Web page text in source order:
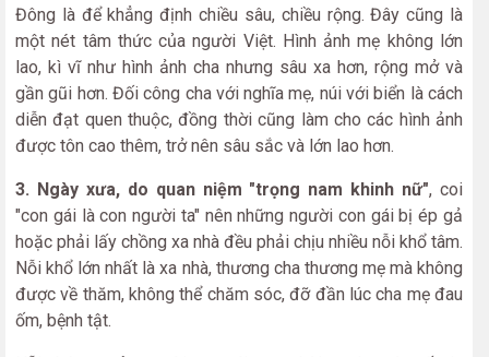
Đông là để khẳng định chiều sâu, chiều rộng. Đây cũng là
một nét tâm thức của người Việt. Hình ảnh mẹ không lớn
lao, kì vĩ như hình ảnh cha nhưng sâu xa hơn, rộng mở và
gần gũi hơn. Đối công cha với nghĩa mẹ, núi với biển là cách
diễn đạt quen thuộc, đồng thời cũng làm cho các hình ảnh
được tôn cao thêm, trở nên sâu sắc và lớn lao hơn.
3. Ngày xưa, do quan niệm "trọng nam khinh nữ", coi
"con gái là con người ta" nên những người con gái bị ép gả
hoặc phải lấy chồng xa nhà đều phải chịu nhiều nỗi khổ tâm.
Nỗi khổ lớn nhất là xa nhà, thương cha thương mẹ mà không
được về thăm, không thể chăm sóc, đỡ đần lúc cha mẹ đau
ốm, bệnh tật.